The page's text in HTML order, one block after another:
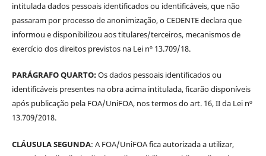
intitulada dados pessoais identificados ou identificáveis, que não
passaram por processo de anonimização, o CEDENTE declara que
informou e disponibilizou aos titulares/terceiros, mecanismos de
exercício dos direitos previstos na Lei nº 13.709/18.
PARÁGRAFO QUARTO:Os dados pessoais identificados ou
identificáveis presentes na obra acima intitulada, ficarão disponíveis
após publicação pela FOA/UniFOA, nos termos do art. 16, II da Lei nº
13.709/2018.
CLÁUSULA SEGUNDA: A FOA/UniFOA fica autorizada a utilizar,